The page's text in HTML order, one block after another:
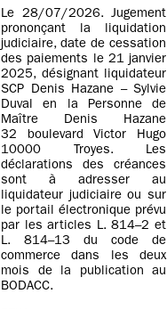
Le 28/07/2026. Jugement
prononçant la liquidation
judiciaire, date de cessation
des paiements le 21 janvier
2025, désignant liquidateur
SCP Denis Hazane – Sylvie
Duval en la Personne de
Maître Denis Hazane
32 boulevard Victor Hugo
10000 Troyes. Les
déclarations des créances
sont à adresser au
liquidateur judiciaire ou sur
le portail électronique prévu
par les articles L. 814–2 et
L. 814–13 du code de
commerce dans les deux
mois de la publication au
BODACC.